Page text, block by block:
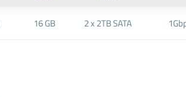
16 GB 2 x 2TB SATA